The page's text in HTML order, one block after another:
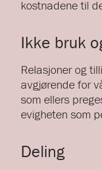
kostnadene til
Ikke bruk
Relasjoner og
avgjørende for
som ellers
evigheten som
Deling